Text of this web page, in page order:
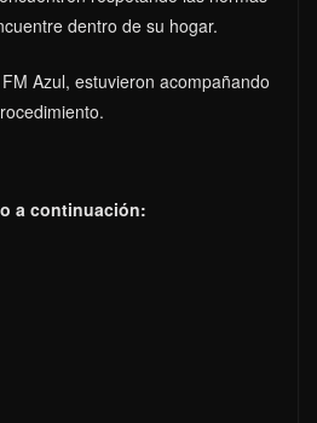
dentro de su hogar.
Azul, estuvieron acompañando
a continuación: